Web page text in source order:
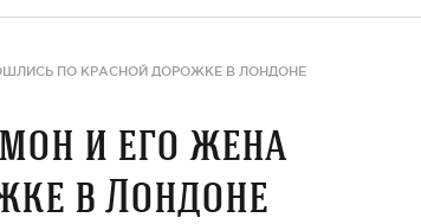
ПО КРАСНОЙ ДОРОЖКЕ В ЛОНДОНЕ
и его жена
в Лондоне